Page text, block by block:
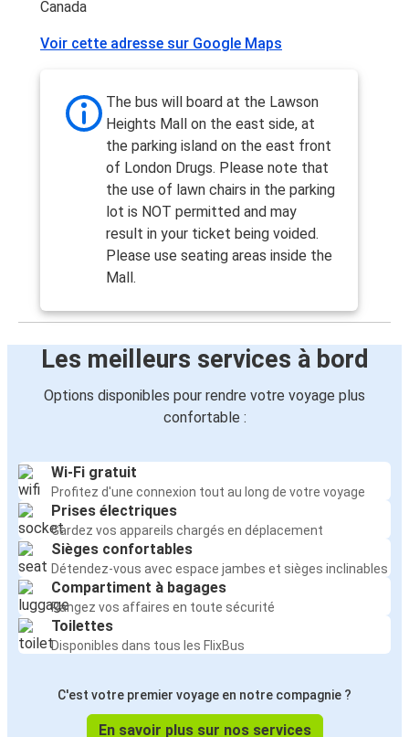
Canada
Voir cette adresse sur Google Maps
The bus will board at the Lawson
Heights Mall on the east side, at
the parking island on the east front
of London Drugs. Please note that
the use of lawn chairs in the parking
lot is NOT permitted and may
result in your ticket being voided.
Please use seating areas inside the
Mall.
Les meilleurs services à bord
Options disponibles pour rendre votre voyage plus
confortable :
Wi-Fi gratuit
Profitez d'une connexion tout au long de votre voyage
Prises électriques
Gardez vos appareils chargés en déplacement
Sièges confortables
Détendez-vous avec espace jambes et sièges inclinables
Compartiment à bagages
Rangez vos affaires en toute sécurité
Toilettes
Disponibles dans tous les FlixBus
C'est votre premier voyage en notre compagnie ?
En savoir plus sur nos services